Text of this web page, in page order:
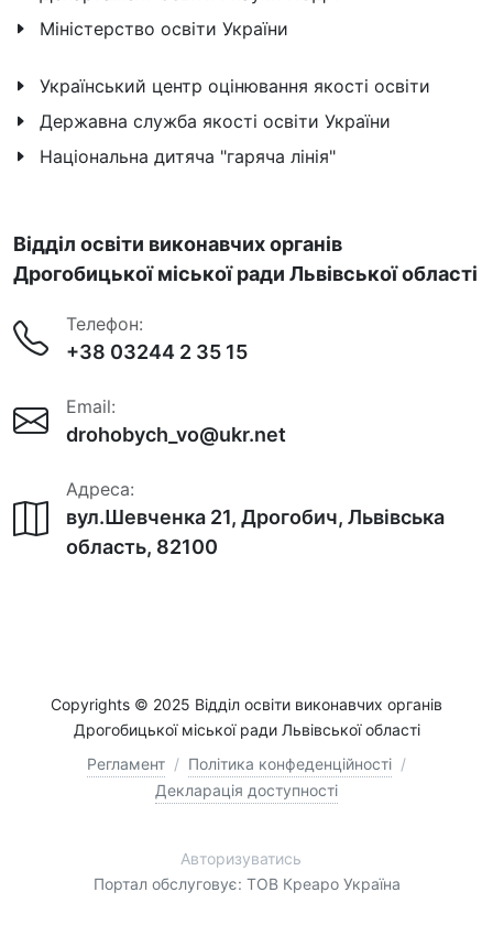
Міністерство освіти України
Український центр оцінювання якості освіти
Державна служба якості освіти України
Національна дитяча "гаряча лінія"
Відділ освіти виконавчих органів
Дрогобицької міської ради Львівської області
Телефон:
+38 03244 2 35 15
Email:
drohobych_vo@ukr.net
Адреса:
вул.Шевченка 21, Дрогобич, Львівська
область, 82100
Copyrights © 2025 Відділ освіти виконавчих органів
Дрогобицької міської ради Львівської області
Регламент / Політика конфеденційності /
Декларація доступності
Авторизуватись
Портал обслуговує: ТОВ Креаро Україна